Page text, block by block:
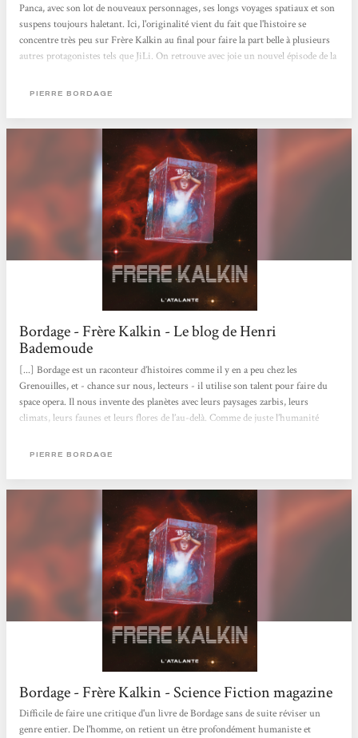
Panca, avec son lot de nouveaux personnages, ses longs voyages spatiaux et son
suspens toujours haletant. Ici, l'originalité vient du fait que l'histoire se
concentre très peu sur Frère Kalkin au final pour faire la part belle à plusieurs
autres protagonistes tels que JiLi. On retrouve avec joie un nouvel épisode de la
démontrer. Dans l'impatience de découvrir la suite des événements, on pourrait
PIERRE BORDAGE
Bordage - Frère Kalkin - Le blog de Henri
Bademoude
[...] Bordage est un raconteur d’histoires comme il y en a peu chez les
Grenouilles, et - chance sur nous, lecteurs - il utilise son talent pour faire du
space opera. Il nous invente des planètes avec leurs paysages zarbis, leurs
climats, leurs faunes et leurs flores de l’au-delà. Comme de juste l’humanité
ouverts à ce possible. On retrouve bien sûr le message cher à l’auteur sur
d’importance que ce que l’on appréhende par les équations...
PIERRE BORDAGE
Bordage - Frère Kalkin - Science Fiction magazine
Difficile de faire une critique d'un livre de Bordage sans de suite réviser un
genre entier. De l'homme, on retient un être profondément humaniste et